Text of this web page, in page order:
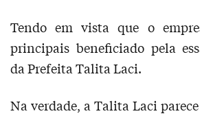
Tendo em vista que o
principais beneficiado pela
da Prefeita Talita Laci.
Na verdade, a Talita Laci